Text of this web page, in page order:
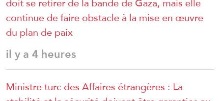
continue de faire obstacle à la mise en œuvre
du plan de paix
il y a 4 heures
Ministre turc des Affaires étrangères : La